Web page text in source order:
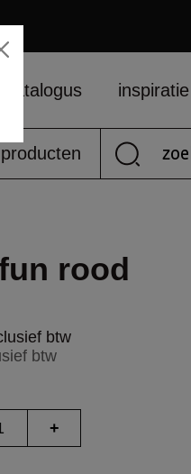
catalogus inspiratie
rood
btw
btw
+